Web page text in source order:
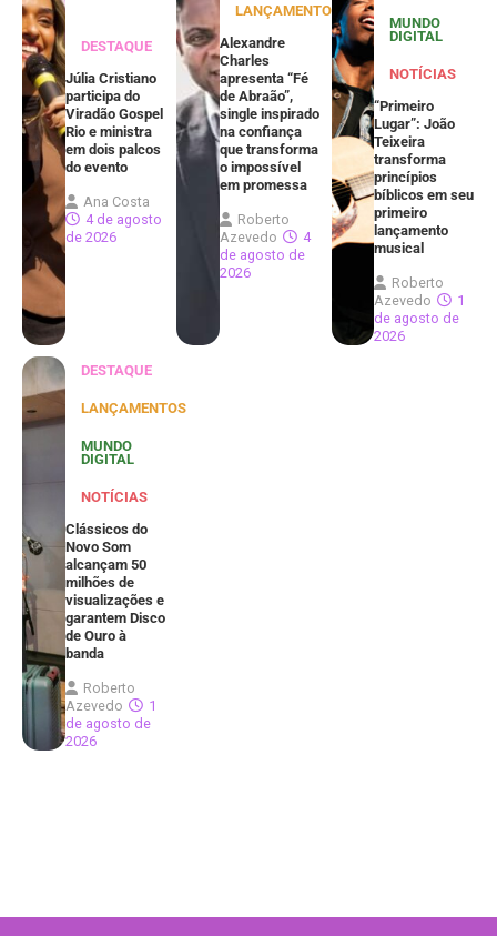
DESTAQUE
Júlia Cristiano
participa do
Viradão Gospel
Rio e ministra
em dois palcos
do evento
Ana Costa
4 de agosto
de 2026
LANÇAMENTOS
Alexandre
Charles
apresenta “Fé
de Abraão”,
single inspirado
na confiança
que transforma
o impossível
em promessa
Roberto
Azevedo
4
de agosto de
2026
MUNDO
DIGITAL
NOTÍCIAS
“Primeiro
Lugar”: João
Teixeira
transforma
princípios
bíblicos em seu
primeiro
lançamento
musical
Roberto
Azevedo
1
de agosto de
2026
DESTAQUE
LANÇAMENTOS
MUNDO
DIGITAL
NOTÍCIAS
Clássicos do
Novo Som
alcançam 50
milhões de
visualizações e
garantem Disco
de Ouro à
banda
Roberto
Azevedo
1
de agosto de
2026